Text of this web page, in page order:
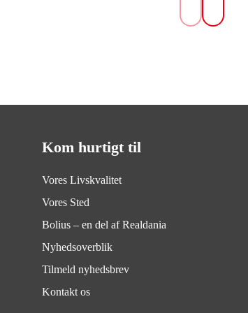
Kom hurtigt til
Vores Livskvalitet
Vores Sted
Bolius – en del af Realdania
Nyhedsoverblik
Tilmeld nyhedsbrev
Kontakt os